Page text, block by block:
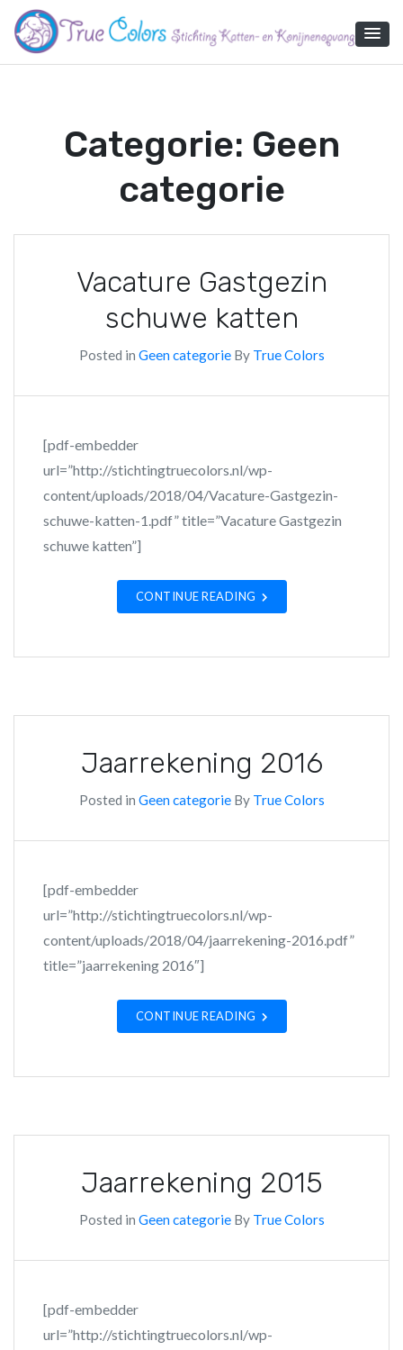
Skip
content
True Colors
Categorie: Geen
categorie
Vacature Gastgezin
schuwe katten
Posted in Geen categorieBy True Colors
[pdf-embedder
url=”http://stichtingtruecolors.nl/wp-
content/uploads/2018/04/Vacature-Gastgezin-
schuwe-katten-1.pdf” title=”Vacature Gastgezin
schuwe katten”]
CONTINUE READING
Jaarrekening 2016
Posted in Geen categorieBy True Colors
[pdf-embedder
url=”http://stichtingtruecolors.nl/wp-
content/uploads/2018/04/jaarrekening-2016.pdf”
title=”jaarrekening 2016″]
CONTINUE READING
Jaarrekening 2015
Posted in Geen categorieBy True Colors
[pdf-embedder
url=”http://stichtingtruecolors.nl/wp-